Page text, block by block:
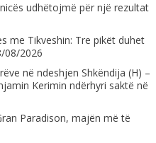
udhëtojmë për një rezultat
me Tikveshin: Tre pikët duhet
08/2026
në ndeshjen Shkëndija (H) –
Kerimin ndërhyri saktë në
Paradison, majën më të